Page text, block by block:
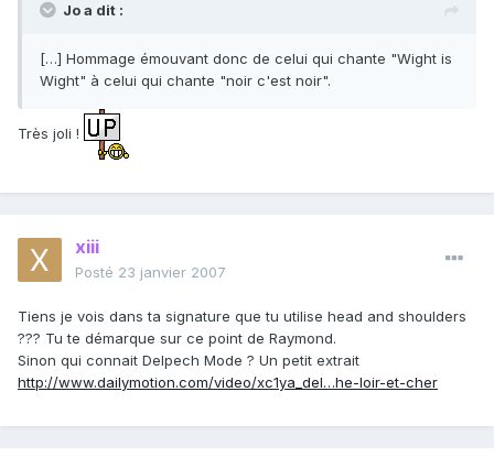
Jo a dit :
[…] Hommage émouvant donc de celui qui chante "Wight is
Wight" à celui qui chante "noir c'est noir".
Très joli !
xiii
Posté 23 janvier 2007
Tiens je vois dans ta signature que tu utilise head and shoulders
??? Tu te démarque sur ce point de Raymond.
Sinon qui connait Delpech Mode ? Un petit extrait
http://www.dailymotion.com/video/xc1ya_del…he-loir-et-cher